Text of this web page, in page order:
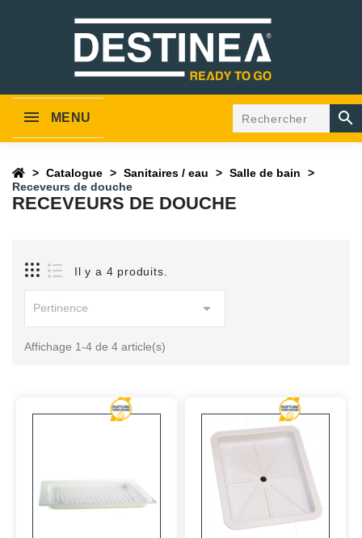
MENU 
Catalogue Sanitaires / eau
Salle de bain
Receveurs de douche
RECEVEURS DE DOUCHE
Il y a 4 produits.
Pertinence 
Affichage 1-4 de 4 article(s)